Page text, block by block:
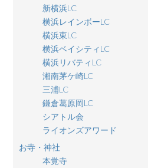
新横浜LC
横浜レインボーLC
横浜東LC
横浜ベイシティLC
横浜リバティLC
湘南茅ケ崎LC
三浦LC
鎌倉葛原岡LC
シアトル会
ライオンズアワード
お寺・神社
本覚寺